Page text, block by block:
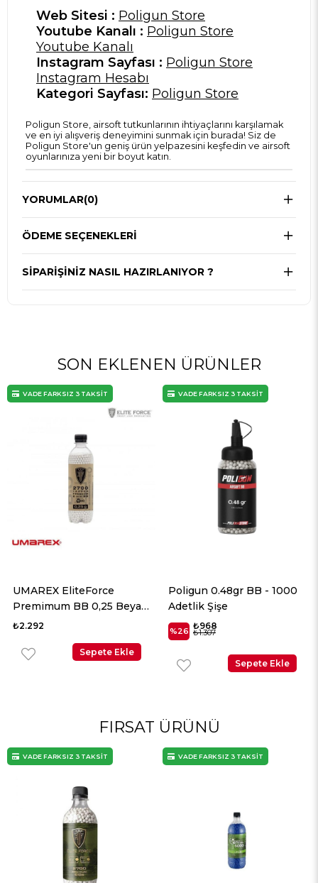
Web Sitesi : Poligun Store
Youtube Kanalı : Poligun Store
Youtube Kanalı
Instagram Sayfası : Poligun Store
Instagram Hesabı
Kategori Sayfası: Poligun Store
Poligun Store, airsoft tutkunlarının ihtiyaçlarını karşılamak
ve en iyi alışveriş deneyimini sunmak için burada! Siz de
Poligun Store'un geniş ürün yelpazesini keşfedin ve airsoft
oyunlarınıza yeni bir boyut katın.
YORUMLAR(0)
ÖDEME SEÇENEKLERI
SIPARIŞINIZ NASIL HAZIRLANIYOR ?
SON EKLENEN ÜRÜNLER
Poligun 0.48gr BB - 1000
Adetlik Şişe
%26 ₺968
Sepete Ekle
VADE FARKSIZ 3 TAKSİT
Poligun 0.45gr BB - 1000
Adetlik Şişe
%26 ₺784
₺1.058
Sepete Ekle
VADE FARKSIZ 3 TAKSİT
FIRSAT ÜRÜNÜ
VADE FARKSIZ 3 TAKSİT VADE FARKSIZ 3 TAKSİT